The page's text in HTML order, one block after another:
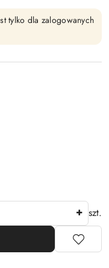
tylko dla zalogowanych
szt.